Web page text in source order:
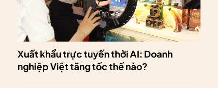
Xuất khẩu trực tuyến thời AI: Doanh
nghiệp Việt tăng tốc thế nào?